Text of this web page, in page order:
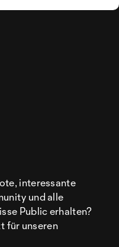
interessante
und alle
Public erhalten?
für unseren